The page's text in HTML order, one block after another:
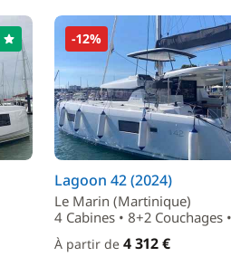
-12%
Lagoon 42 (2024)
Le Marin (Martinique)
4 Cabines • 8+2 Couchages
À partir de 4 312 €